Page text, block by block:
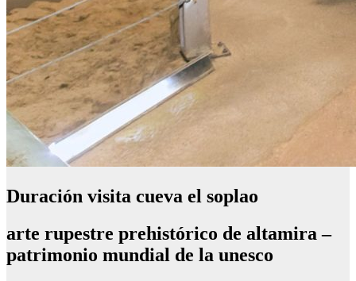
Duración visita cueva el soplao
arte rupestre prehistórico de altamira –
patrimonio mundial de la unesco